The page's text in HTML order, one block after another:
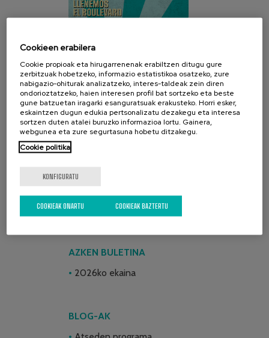
SARE SOZIALAK
AZKEN BULETINA
2026ko ekaina
BLOG-AK
Cookieen erabilera
Cookie propioak eta hirugarrenenak erabiltzen ditugu gure
zerbitzuak hobetzeko, informazio estatistikoa osatzeko, zure
nabigazio-ohiturak analizatzeko, interes-taldeak zein diren
ondorioztatzeko, haien interesen profil bat sortzeko eta beste
gune batzuetan iragarki esanguratsuak erakusteko. Horri esker,
eskaintzen dugun edukia pertsonalizatu dezakegu eta interesa
sortzen duten atalei buruzko informazioa lortu. Gainera,
webgunea eta zure segurtasuna hobetu ditzakegu.
Cookie politika
KONFIGURATU
COOKIEAK BAZTERTU
COOKIEAK ONARTU